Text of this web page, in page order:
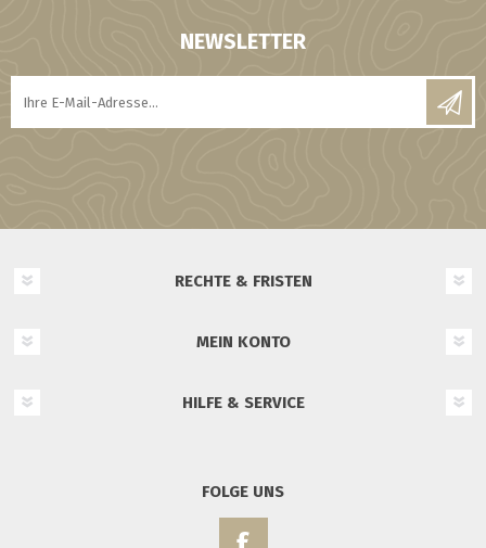
NEWSLETTER
RECHTE & FRISTEN
MEIN KONTO
HILFE & SERVICE
FOLGE UNS